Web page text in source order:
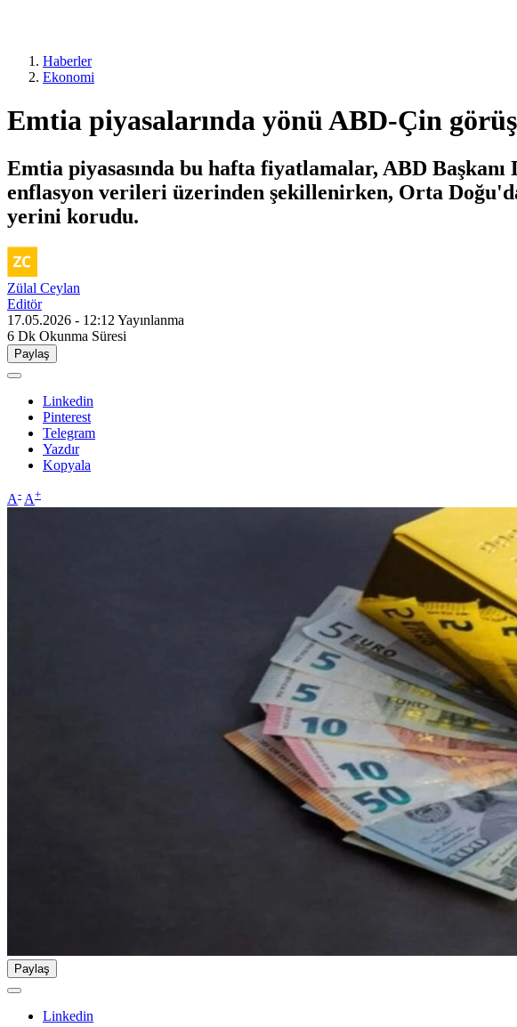
Haberler
Ekonomi
Emtia piyasalarında yönü ABD-Çin
Emtia piyasasında bu hafta fiyatlamalar, ABD
enflasyon verileri üzerinden şekillenirken, Orta
yerini korudu.
Zülal Ceylan
Editör
17.05.2026 - 12:12 Yayınlanma
6 Dk Okunma Süresi
Paylaş
Linkedin
Pinterest
Telegram
Yazdır
Kopyala
A- A+
Paylaş
Linkedin